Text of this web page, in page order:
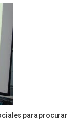
para procurar